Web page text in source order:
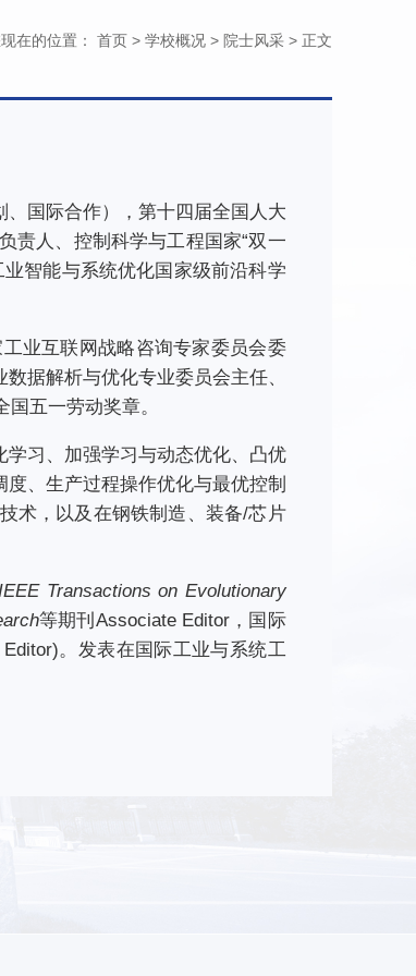
在的位置： 首页 > 学校概况 > 院士风采 > 正文
国际合作），第十四届全国人大
责人、控制科学与工程国家“双一
智能与系统优化国家级前沿科学
业互联网战略咨询专家委员会委
据解析与优化专业委员会主任、
五一劳动奖章。
习、加强学习与动态优化、凸优
、生产过程操作优化与最优控制
术，以及在钢铁制造、装备/芯片
Transactions on Evolutionary
等期刊Associate Editor，国际
。发表在国际工业与系统工